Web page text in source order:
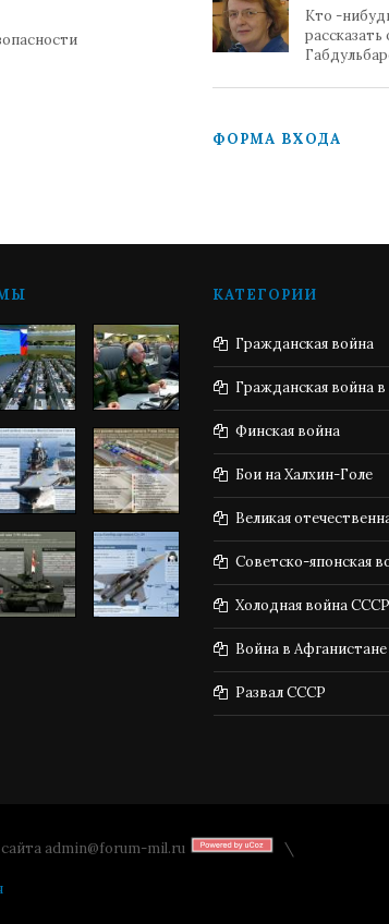
Кто -
ФОРМА ВХОДА
КАТЕГОРИИ
Гражданская война
Гражданская война
Финская война
Бои на Халхин-Голе
Великая
Советско-японская
Холодная война СССР
Война в Афганистане
Развал СССР
admin@forum-mil.ru